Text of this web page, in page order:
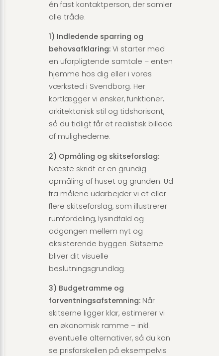
én fast kontaktperson, der samler
alle tråde.
1) Indledende sparring og
behovsafklaring: Vi starter med
en uforpligtende samtale – enten
hjemme hos dig eller i vores
værksted i Svendborg. Her
kortlægger vi ønsker, funktioner,
arkitektonisk stil og tidshorisont,
så du tidligt får et realistisk billede
af mulighederne.
2) Opmåling og skitseforslag:
Næste skridt er en grundig
opmåling af huset og grunden. Ud
fra målene udarbejder vi et eller
flere skitseforslag, som illustrerer
rumfordeling, lysindfald og
adgangen mellem nyt og
eksisterende byggeri. Skitserne
bliver dit visuelle
beslutningsgrundlag.
3) Budgetramme og
forventningsafstemning: Når
skitserne ligger klar, estimerer vi
en økonomisk ramme – inkl.
eventuelle alternativer, så du kan
se prisforskellen på eksempelvis